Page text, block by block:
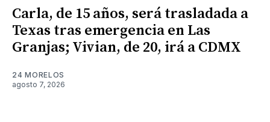
Carla, de 15 años, será trasladada a
Texas tras emergencia en Las
Granjas; Vivian, de 20, irá a CDMX
24 MORELOS
agosto 7, 2026